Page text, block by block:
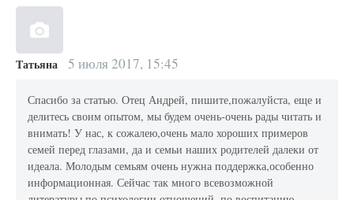
Татьяна 5 июля 2017, 15:45
Спасибо за статью. Отец Андрей, пишите,пожалуйста, еще и
делитесь своим опытом, мы будем очень-очень рады читать и
внимать! У нас, к сожалею,очень мало хороших примеров
семей перед глазами, да и семьи наших родителей далеки от
идеала. Молодым семьям очень нужна поддержка,особенно
информационная. Сейчас так много всевозможной